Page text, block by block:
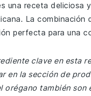
una receta deliciosa
La
perfecta para una
clave en esta
en la sección de
orégano también